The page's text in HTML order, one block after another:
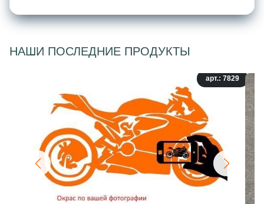
НАШИ ПОСЛЕДНИЕ ПРОДУКТЫ
арт.: 7829